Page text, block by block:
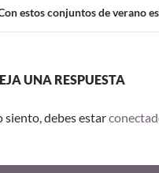
estos conjuntos de verano
UNA RESPUESTA
siento, debes estar